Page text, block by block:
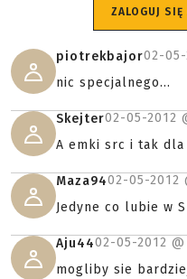
ZALOGUJ SIĘ
piotrekbajor02-05-
nic specjalnego...
Skejter02-05-2012
A emki src i tak dla
Maza9402-05-2012
Jedyne co lubie w
Aju4402-05-2012 @
mogliby sie